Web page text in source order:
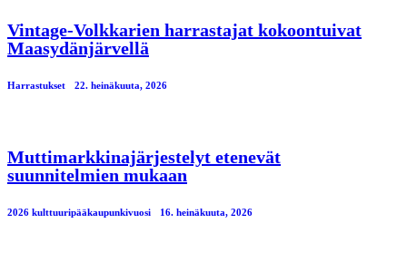
Vintage-Volkkarien harrastajat kokoontuivat
Maasydänjärvellä
Harrastukset 22. heinäkuuta, 2026
Muttimarkkinajärjestelyt etenevät
suunnitelmien mukaan
2026 kulttuuripääkaupunkivuosi 16. heinäkuuta, 2026